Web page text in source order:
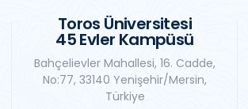
Toros Üniversitesi
45 Evler Kampüsü
Bahçelievler Mahallesi, 16. Cadde,
No:77, 33140 Yenişehir/Mersin,
Türkiye